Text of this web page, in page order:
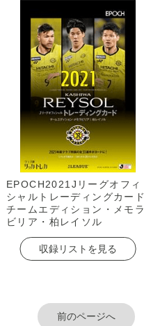
EPOCH2021Jリーグオフィ
シャルトレーディングカード
チームエディション・メモラ
ビリア・柏レイソル
収録リストを見る
前のページへ